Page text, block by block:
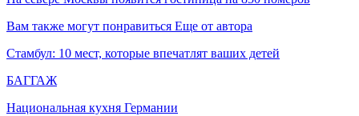
Вам также могут понравиться Еще от автора
Стамбул: 10 мест, которые впечатлят ваших детей
БАГГАЖ
Национальная кухня Германии